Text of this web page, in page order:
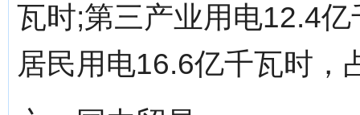
瓦时;第三产业用电12.4
居民用电16.6亿千瓦时，